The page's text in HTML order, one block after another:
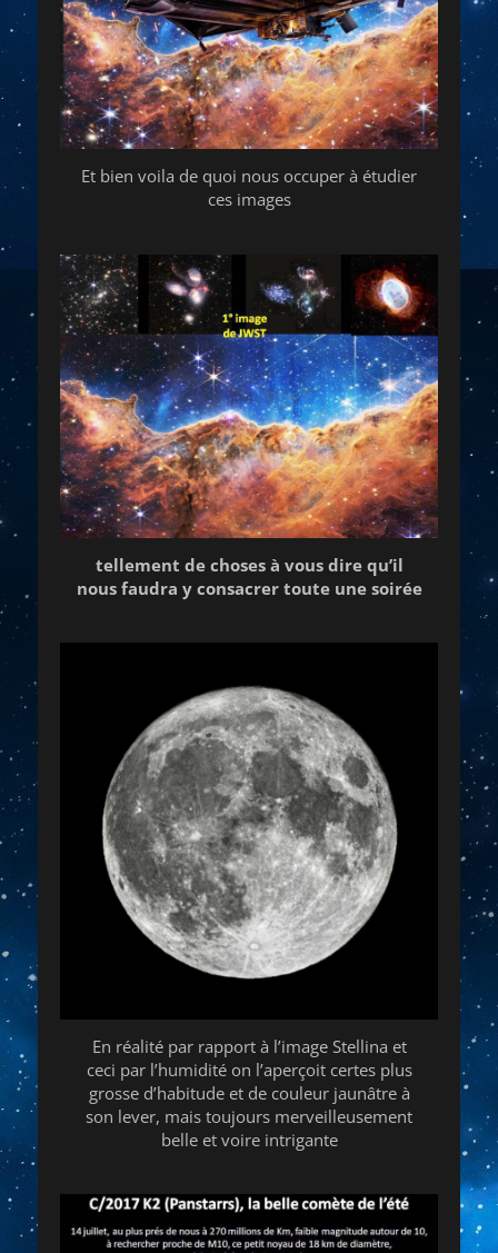
Et bien voila de quoi nous occuper à étudier
ces images
tellement de choses à vous dire qu’il
nous faudra y consacrer toute une soirée
En réalité par rapport à l’image Stellina et
ceci par l’humidité on l’aperçoit certes plus
grosse d’habitude et de couleur jaunâtre à
son lever, mais toujours merveilleusement
belle et voire intrigante